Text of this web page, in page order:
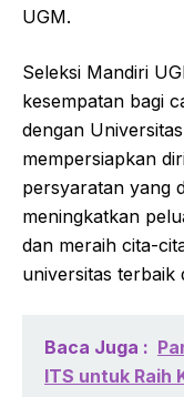
UGM.
Seleksi Mandiri
kesempatan bagi
dengan
mempersiapkan
persyaratan yang
meningkatkan
dan meraih cita-
universitas terbaik
Baca Juga :
ITS untuk Raih